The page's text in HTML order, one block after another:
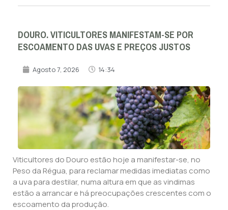
DOURO. VITICULTORES MANIFESTAM-SE POR
ESCOAMENTO DAS UVAS E PREÇOS JUSTOS
Agosto 7, 2026 14:34
Viticultores do Douro estão hoje a manifestar-se, no
Peso da Régua, para reclamar medidas imediatas como
a uva para destilar, numa altura em que as vindimas
estão a arrancar e há preocupações crescentes com o
escoamento da produção.